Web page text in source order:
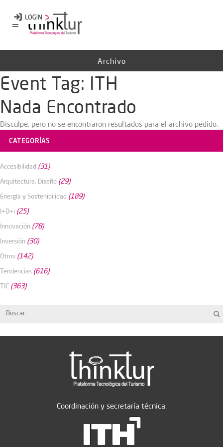
Archivo
Event Tag: ITH
Nada Encontrado
Disculpe, pero no se encontraron resultados para el archivo pedido.
CATEGORÍAS
Accesibilidad (31)
Arquitectura, Diseño (29)
Energía y Sostenibilidad (189)
I+D+i (25)
Innovación (78)
Inversión (30)
Otros (142)
Tendencias (616)
TIC (363)
Coordinación y secretaría técnica: